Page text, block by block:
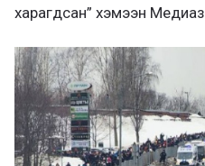
харагдсан” хэмээн